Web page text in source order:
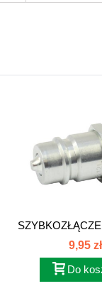
M18X1,5
9,95 zł
Do